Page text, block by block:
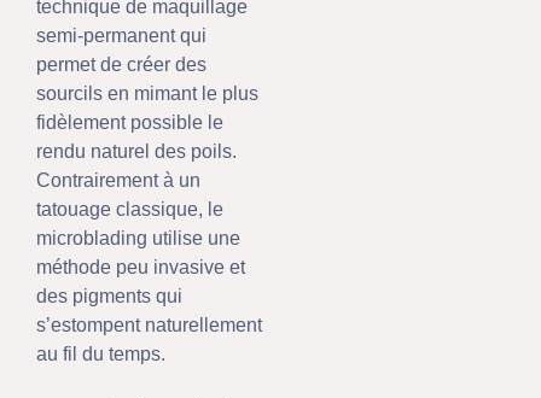
technique de maquillage
semi-permanent qui
permet de créer des
sourcils en mimant le plus
fidèlement possible le
rendu naturel des poils.
Contrairement à un
tatouage classique, le
microblading utilise une
méthode peu invasive et
des pigments qui
s’estompent naturellement
au fil du temps.